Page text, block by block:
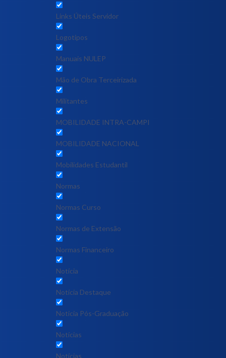
Links Úteis Servidor
Logotipos
Manuais NULEP
Mão de Obra Terceirizada
Militantes
MOBILIDADE INTRA-CAMPI
MOBILIDADE NACIONAL
Mobilidades Estudantil
Normas
Normas Curso
Normas de Extensão
Normas Financeiro
Notícia
Notícia Destaque
Noticia Pós-Graduação
Notícias
Notícias